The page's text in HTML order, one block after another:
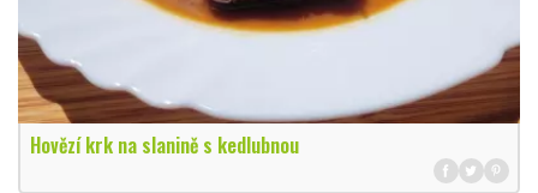
Hovězí krk na slanině s kedlubnou